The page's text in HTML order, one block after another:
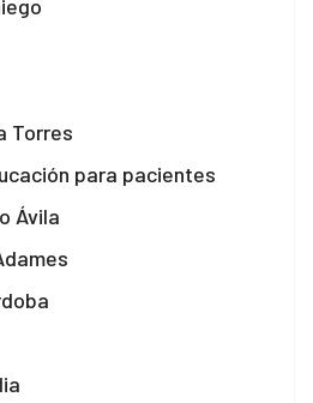
Torres
para pacientes
Ávila